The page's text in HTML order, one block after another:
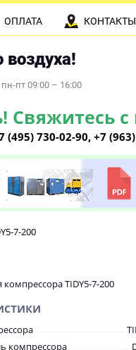
пт 09:00 – 16:00
с
(495) 730-02-90, +7
ОПЛАТА КОНТАКТЫ
7-200
компрессора TIDY5-7-200
компрессора